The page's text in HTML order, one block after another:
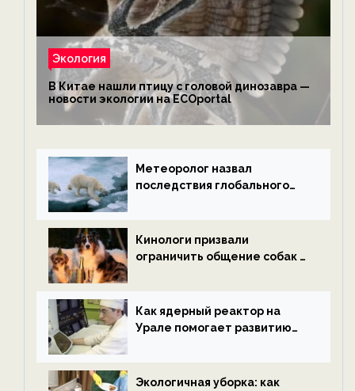
Экология
В Китае нашли птицу с головой динозавра —
новости экологии на ECOportal
Метеоролог назвал
последствия глобального
ECOportal
Кинологи призвали
ограничить общение собак с
ECOportal
Как ядерный реактор на
Урале помогает развитию
ECOportal
Экологичная уборка: как